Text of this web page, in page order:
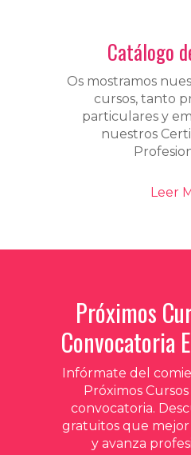
Catálogo
Os mostramos
cursos, tanto
particulares y
nuestros
Leer
Próximos
Convocatoria
Infórmate del
Próximos
convocatoria.
gratuitos que
y avanza